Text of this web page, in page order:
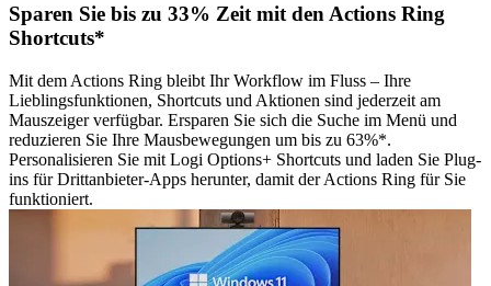
Sparen Sie bis zu 33% Zeit mit den Actions Ring
Shortcuts*
Mit dem Actions Ring bleibt Ihr Workflow im Fluss – Ihre
Lieblingsfunktionen, Shortcuts und Aktionen sind jederzeit am
Mauszeiger verfügbar. Ersparen Sie sich die Suche im Menü und
reduzieren Sie Ihre Mausbewegungen um bis zu 63%*.
Personalisieren Sie mit Logi Options+ Shortcuts und laden Sie Plug-
ins für Drittanbieter-Apps herunter, damit der Actions Ring für Sie
funktioniert.